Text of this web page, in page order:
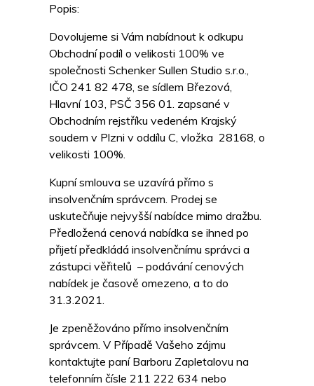
Popis:
Dovolujeme si Vám nabídnout k odkupu
Obchodní podíl o velikosti 100% ve
společnosti Schenker Sullen Studio s.r.o.,
IČO 241 82 478, se sídlem Březová,
Hlavní 103, PSČ 356 01. zapsané v
Obchodním rejstříku vedeném Krajský
soudem v Plzni v oddílu C, vložka 28168, o
velikosti 100%.
Kupní smlouva se uzavírá přímo s
insolvenčním správcem. Prodej se
uskutečňuje nejvyšší nabídce mimo dražbu.
Předložená cenová nabídka se ihned po
přijetí předkládá insolvenčnímu správci a
zástupci věřitelů – podávání cenových
nabídek je časově omezeno, a to do
31.3.2021.
Je zpeněžováno přímo insolvenčním
správcem. V Případě Vašeho zájmu
kontaktujte paní Barboru Zapletalovu na
telefonním čísle 211 222 634 nebo